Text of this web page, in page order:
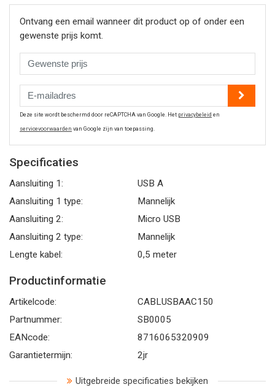
Ontvang een email wanneer dit product op of onder een
gewenste prijs komt.
Deze site wordt beschermd door reCAPTCHA van Google. Het privacybeleid en
servicevoorwaarden van Google zijn van toepassing.
Specificaties
Aansluiting 1:
USB A
Aansluiting 1 type:
Mannelijk
Aansluiting 2:
Micro USB
Aansluiting 2 type:
Mannelijk
Lengte kabel:
0,5 meter
Productinformatie
Artikelcode:
CABLUSBAAC150
Partnummer:
SB0005
EANcode:
8716065320909
Garantietermijn:
2jr
Uitgebreide specificaties bekijken